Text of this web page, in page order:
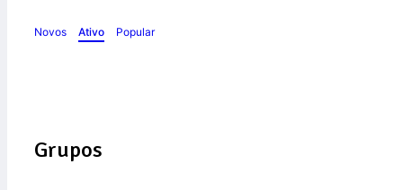
Novos Ativo Popular
Grupos